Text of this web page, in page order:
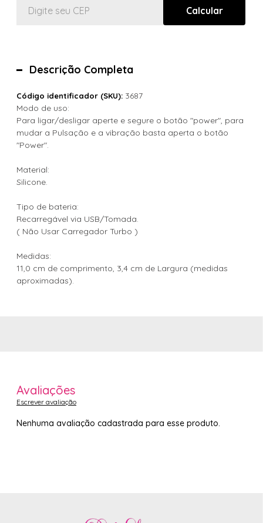
Descrição Completa
Código identificador (SKU): 3687
Modo de uso:
Para ligar/desligar aperte e segure o botão "power", para
mudar a Pulsação e a vibração basta aperta o botão
"Power".
Material:
Silicone.
Tipo de bateria:
Recarregável via USB/Tomada.
( Não Usar Carregador Turbo )
Medidas:
11,0 cm de comprimento, 3,4 cm de Largura (medidas
aproximadas).
Avaliações
Escrever avaliação
Nenhuma avaliação cadastrada para esse produto.